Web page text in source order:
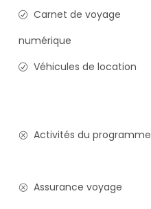
Carnet de voyage
numérique
Véhicules de location
Activités du programme
Assurance voyage